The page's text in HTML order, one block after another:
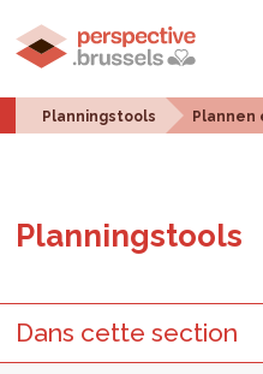
Planningstools Plannen
Plan­ningstools
Dans cette section